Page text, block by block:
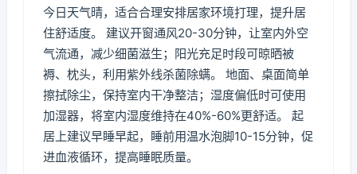
今日天气晴，适合合理安排居家环境打理，提升居
住舒适度。 建议开窗通风20-30分钟，让室内外空
气流通，减少细菌滋生；阳光充足时段可晾晒被
褥、枕头，利用紫外线杀菌除螨。 地面、桌面简单
擦拭除尘，保持室内干净整洁；湿度偏低时可使用
加湿器，将室内湿度维持在40%-60%更舒适。 起
居上建议早睡早起，睡前用温水泡脚10-15分钟，促
进血液循环，提高睡眠质量。